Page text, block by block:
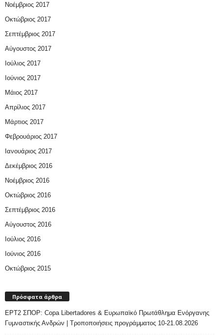
Νοέμβριος 2017
Οκτώβριος 2017
Σεπτέμβριος 2017
Αύγουστος 2017
Ιούλιος 2017
Ιούνιος 2017
Μάιος 2017
Απρίλιος 2017
Μάρτιος 2017
Φεβρουάριος 2017
Ιανουάριος 2017
Δεκέμβριος 2016
Νοέμβριος 2016
Οκτώβριος 2016
Σεπτέμβριος 2016
Αύγουστος 2016
Ιούλιος 2016
Ιούνιος 2016
Οκτώβριος 2015
Πρόσφατα άρθρα
ΕΡΤ2 ΣΠΟΡ: Copa Libertadores & Ευρωπαϊκό Πρωτάθλημα Ενόργανης
Γυμναστικής Ανδρών | Τροποποιήσεις προγράμματος 10-21.08.2026